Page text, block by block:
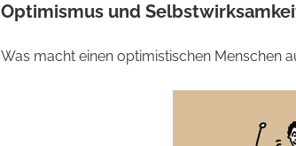
Optimismus und
Was macht einen optimistischen Menschen